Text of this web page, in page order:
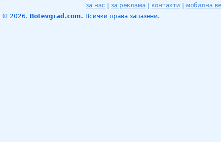
за нас за реклама контакти
мобилна
© 2026. Botevgrad.com. Всички права запазени.